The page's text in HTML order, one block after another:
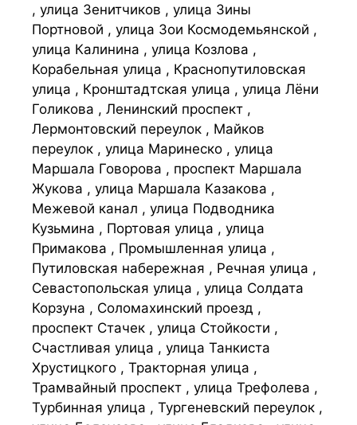
, улица Зенитчиков , улица Зины
Портновой , улица Зои Космодемьянской ,
улица Калинина , улица Козлова ,
Корабельная улица , Краснопутиловская
улица , Кронштадтская улица , улица Лёни
Голикова , Ленинский проспект ,
Лермонтовский переулок , Майков
переулок , улица Маринеско , улица
Маршала Говорова , проспект Маршала
Жукова , улица Маршала Казакова ,
Межевой канал , улица Подводника
Кузьмина , Портовая улица , улица
Примакова , Промышленная улица ,
Путиловская набережная , Речная улица ,
Севастопольская улица , улица Солдата
Корзуна , Соломахинский проезд ,
проспект Стачек , улица Стойкости ,
Счастливая улица , улица Танкиста
Хрустицкого , Тракторная улица ,
Трамвайный проспект , улица Трефолева ,
Турбинная улица , Тургеневский переулок ,